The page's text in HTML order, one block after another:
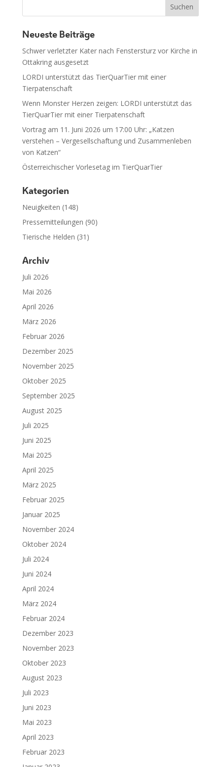
Neueste Beiträge
Schwer verletzter Kater nach Fenstersturz vor Kirche in
Ottakring ausgesetzt
LORDI unterstützt das TierQuarTier mit einer
Tierpatenschaft
Wenn Monster Herzen zeigen: LORDI unterstützt das
TierQuarTier mit einer Tierpatenschaft
Vortrag am 11. Juni 2026 um 17:00 Uhr: „Katzen
verstehen – Vergesellschaftung und Zusammenleben
von Katzen“
Österreichischer Vorlesetag im TierQuarTier
Kategorien
Neuigkeiten (148)
Pressemitteilungen (90)
Tierische Helden (31)
Archiv
Juli 2026
Mai 2026
April 2026
März 2026
Februar 2026
Dezember 2025
November 2025
Oktober 2025
September 2025
August 2025
Juli 2025
Juni 2025
Mai 2025
April 2025
März 2025
Februar 2025
Januar 2025
November 2024
Oktober 2024
Juli 2024
Juni 2024
April 2024
März 2024
Februar 2024
Dezember 2023
November 2023
Oktober 2023
August 2023
Juli 2023
Juni 2023
Mai 2023
April 2023
Februar 2023